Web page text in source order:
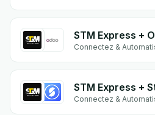
STM Express +
Connectez &
STM Express +
Connectez &